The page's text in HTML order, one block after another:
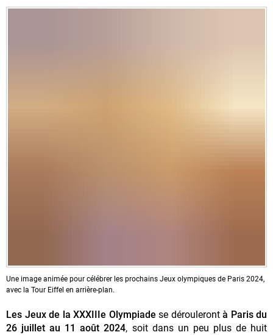
Une image animée pour célébrer les prochains Jeux olympiques de Paris 2024,
avec la Tour Eiffel en arrière-plan.
Les Jeux de la XXXIIIe Olympiade se dérouleront à Paris du
26 juillet au 11 août 2024, soit dans un peu plus de huit